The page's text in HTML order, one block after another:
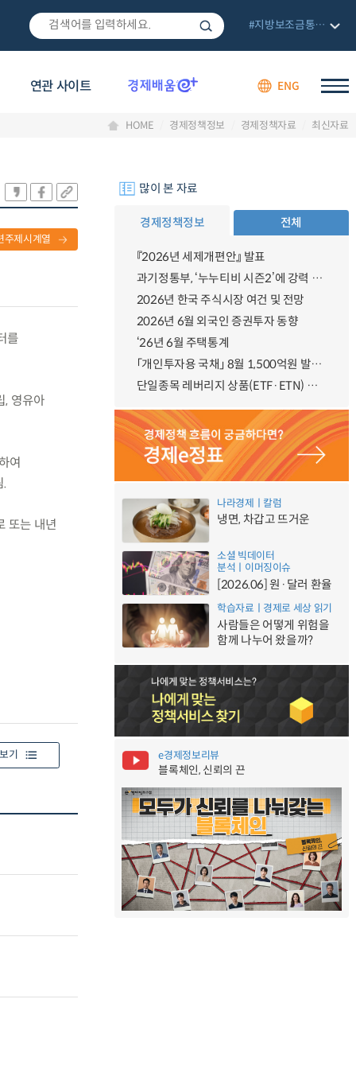
연관 사이트 ENG
#지방보조금통합관리망
HOME 경제정책정보 경제정책자료 최신자료
주제시계열
를
, 영유아
여
.
또는 내년
기
많이 본 자료
경제정책정보 전체
『2026년 세제개편안』 발표
과기정통부, ‘누누티비 시즌2’에 강력 대응 의지 밝혀
2026년 한국 주식시장 여건 및 전망
2026년 6월 외국인 증권투자 동향
‘26년 6월 주택통계
「개인투자용 국채」 8월 1,500억원 발행 예정
단일종목 레버리지 상품(ETF·ETN) 기본예탁금 강화 조기시행 방안 안내
나라경제ㅣ칼럼
냉면, 차갑고 뜨거운
소셜 빅데이터
분석ㅣ이머징이슈
[2026.06] 원·달러 환율
학습자료ㅣ경제로 세상 읽기
사람들은 어떻게 위험을
함께 나누어 왔을까?
e경제정보리뷰
블록체인, 신뢰의 끈